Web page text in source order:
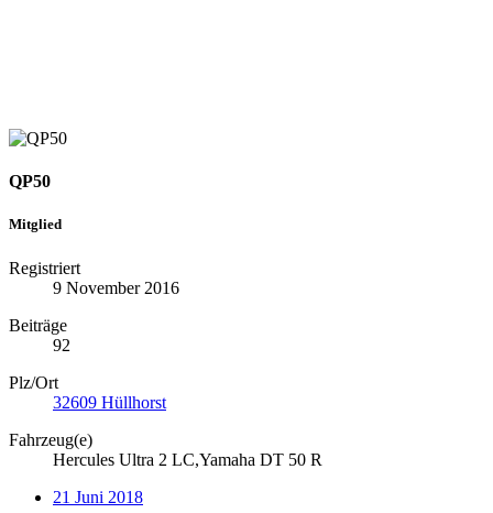
QP50
Mitglied
Registriert
9 November 2016
Beiträge
92
Plz/Ort
32609 Hüllhorst
Fahrzeug(e)
Hercules Ultra 2 LC,Yamaha DT 50 R
21 Juni 2018